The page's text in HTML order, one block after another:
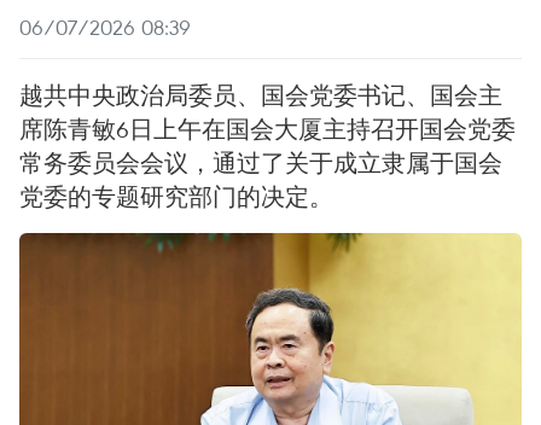
06/07/2026 08:39
越共中央政治局委员、国会党委书记、国会主
席陈青敏6日上午在国会大厦主持召开国会党委
常务委员会会议，通过了关于成立隶属于国会
党委的专题研究部门的决定。